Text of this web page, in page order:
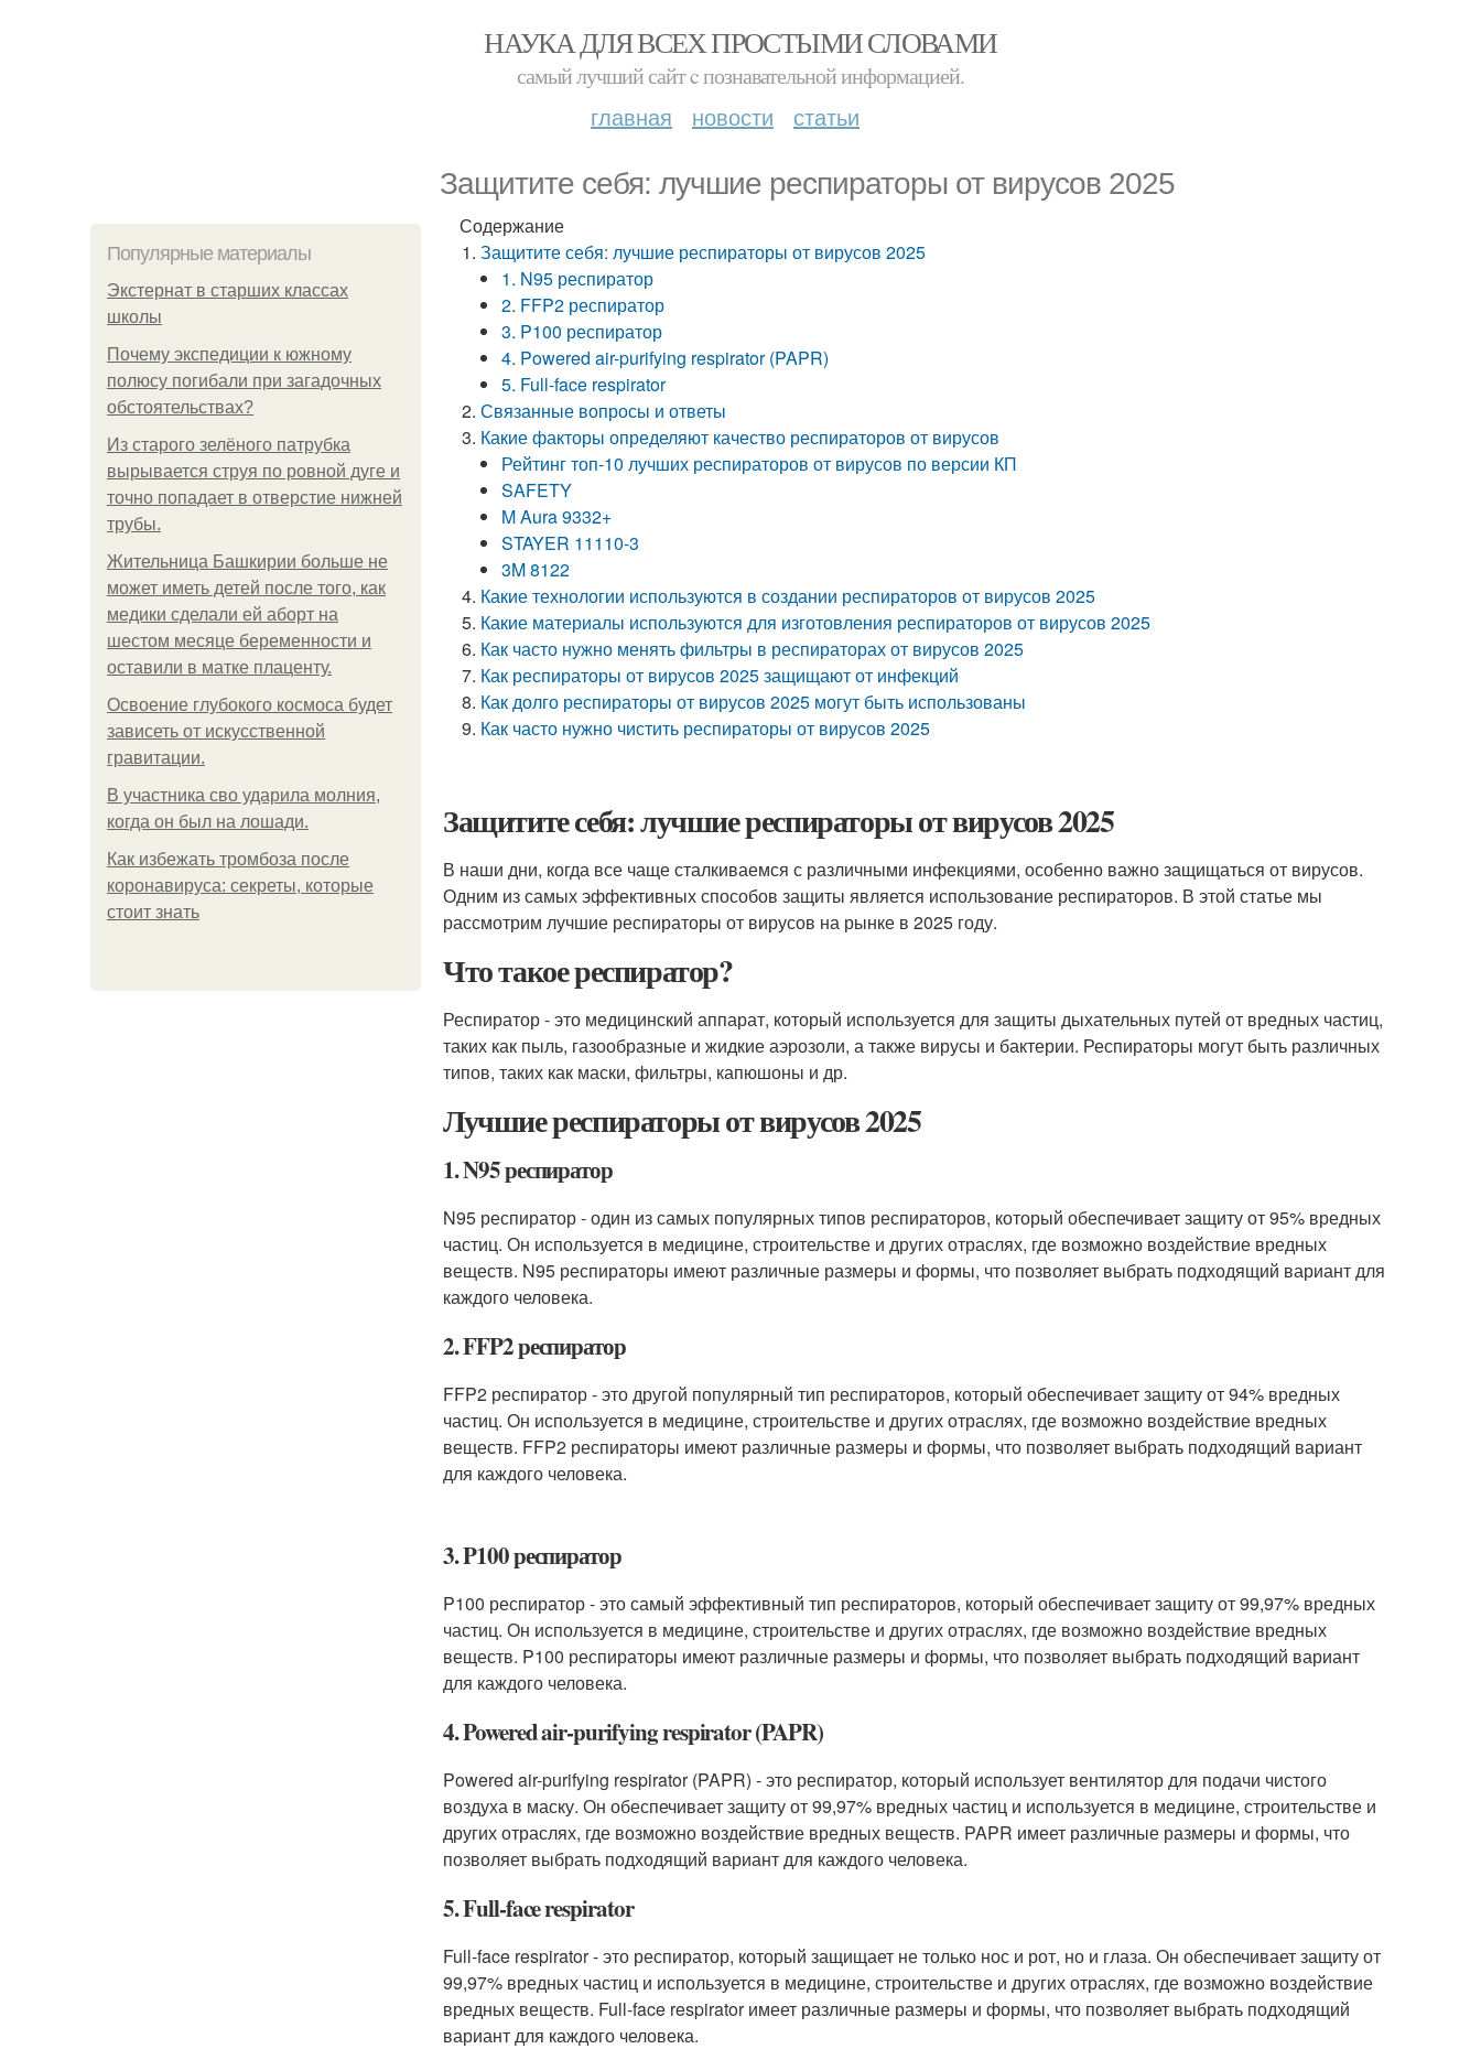
НАУКА ДЛЯ ВСЕХ ПРОСТЫМИ СЛОВАМИ
самый лучший сайт c познавательной информацией.
главная новости статьи
Защитите себя: лучшие респираторы от вирусов 2025
Популярные материалы
Экстернат в старших классах
школы
Почему экспедиции к южному
полюсу погибали при загадочных
обстоятельствах?
Из старого зелёного патрубка
вырывается струя по ровной дуге и
точно попадает в отверстие нижней
трубы.
Жительница Башкирии больше не
может иметь детей после того, как
медики сделали ей аборт на
шестом месяце беременности и
оставили в матке плаценту.
Освоение глубокого космоса будет
зависеть от искусственной
гравитации.
В участника сво ударила молния,
когда он был на лошади.
Как избежать тромбоза после
коронавируса: секреты, которые
стоит знать
Содержание
Защитите себя: лучшие респираторы от вирусов 2025
1. N95 респиратор
2. FFP2 респиратор
3. P100 респиратор
4. Powered air-purifying respirator (PAPR)
5. Full-face respirator
Связанные вопросы и ответы
Какие факторы определяют качество респираторов от вирусов
Рейтинг топ-10 лучших респираторов от вирусов по версии КП
SAFETY
M Aura 9332+
STAYER 11110-3
3M 8122
Какие технологии используются в создании респираторов от вирусов 2025
Какие материалы используются для изготовления респираторов от вирусов 2025
Как часто нужно менять фильтры в респираторах от вирусов 2025
Как респираторы от вирусов 2025 защищают от инфекций
Как долго респираторы от вирусов 2025 могут быть использованы
Как часто нужно чистить респираторы от вирусов 2025
Защитите себя: лучшие респираторы от вирусов 2025
В наши дни, когда все чаще сталкиваемся с различными инфекциями, особенно важно защищаться от вирусов.
Одним из самых эффективных способов защиты является использование респираторов. В этой статье мы
рассмотрим лучшие респираторы от вирусов на рынке в 2025 году.
Что такое респиратор?
Респиратор - это медицинский аппарат, который используется для защиты дыхательных путей от вредных частиц,
таких как пыль, газообразные и жидкие аэрозоли, а также вирусы и бактерии. Респираторы могут быть различных
типов, таких как маски, фильтры, капюшоны и др.
Лучшие респираторы от вирусов 2025
1. N95 респиратор
N95 респиратор - один из самых популярных типов респираторов, который обеспечивает защиту от 95% вредных
частиц. Он используется в медицине, строительстве и других отраслях, где возможно воздействие вредных
веществ. N95 респираторы имеют различные размеры и формы, что позволяет выбрать подходящий вариант для
каждого человека.
2. FFP2 респиратор
FFP2 респиратор - это другой популярный тип респираторов, который обеспечивает защиту от 94% вредных
частиц. Он используется в медицине, строительстве и других отраслях, где возможно воздействие вредных
веществ. FFP2 респираторы имеют различные размеры и формы, что позволяет выбрать подходящий вариант
для каждого человека.
3. P100 респиратор
P100 респиратор - это самый эффективный тип респираторов, который обеспечивает защиту от 99,97% вредных
частиц. Он используется в медицине, строительстве и других отраслях, где возможно воздействие вредных
веществ. P100 респираторы имеют различные размеры и формы, что позволяет выбрать подходящий вариант
для каждого человека.
4. Powered air-purifying respirator (PAPR)
Powered air-purifying respirator (PAPR) - это респиратор, который использует вентилятор для подачи чистого
воздуха в маску. Он обеспечивает защиту от 99,97% вредных частиц и используется в медицине, строительстве и
других отраслях, где возможно воздействие вредных веществ. PAPR имеет различные размеры и формы, что
позволяет выбрать подходящий вариант для каждого человека.
5. Full-face respirator
Full-face respirator - это респиратор, который защищает не только нос и рот, но и глаза. Он обеспечивает защиту от
99,97% вредных частиц и используется в медицине, строительстве и других отраслях, где возможно воздействие
вредных веществ. Full-face respirator имеет различные размеры и формы, что позволяет выбрать подходящий
вариант для каждого человека.